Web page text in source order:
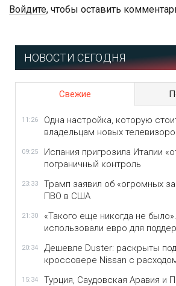
Войдите, чтобы оставить
НОВОСТИ СЕГОДНЯ
Свежие
11:26
Одна настройка, которую
владельцам новых
09:25
Испания пригрозила Италии
пограничный контроль
23:33
Трамп заявил об «огромных
ПВО в США
21:30
«Такого еще никогда не
использовали евро для
20:34
Дешевле Duster: раскрыты
кроссовере Nissan с
15:34
Турция, Саудовская Аравия и